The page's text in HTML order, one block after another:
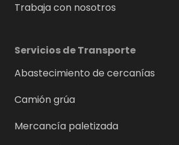
Trabaja con nosotros
Servicios de Transporte
Abastecimiento de cercanías
Camión grúa
Mercancía paletizada